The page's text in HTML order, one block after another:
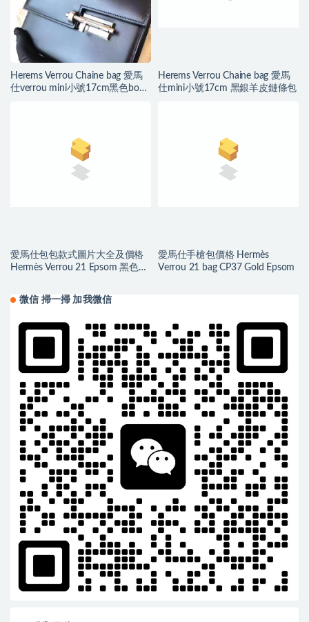
Herems Verrou Chaine bag 愛馬
仕verrou mini小號17cm黑色box
Herems Verrou Chaine bag 愛馬
仕mini小號17cm 黑銀羊皮鏈條包
愛馬仕包包款式圖片大全及價格
Hermès Verrou 21 Epsom 黑色
愛馬仕手槍包價格 Hermès
Verrou 21 bag CP37 Gold Epsom
微信 掃一掃 加我微信